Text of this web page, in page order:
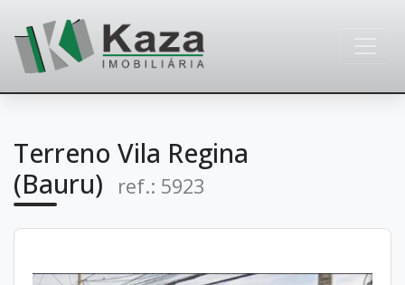
Terreno Vila Regina
(Bauru)
ref.: 5923